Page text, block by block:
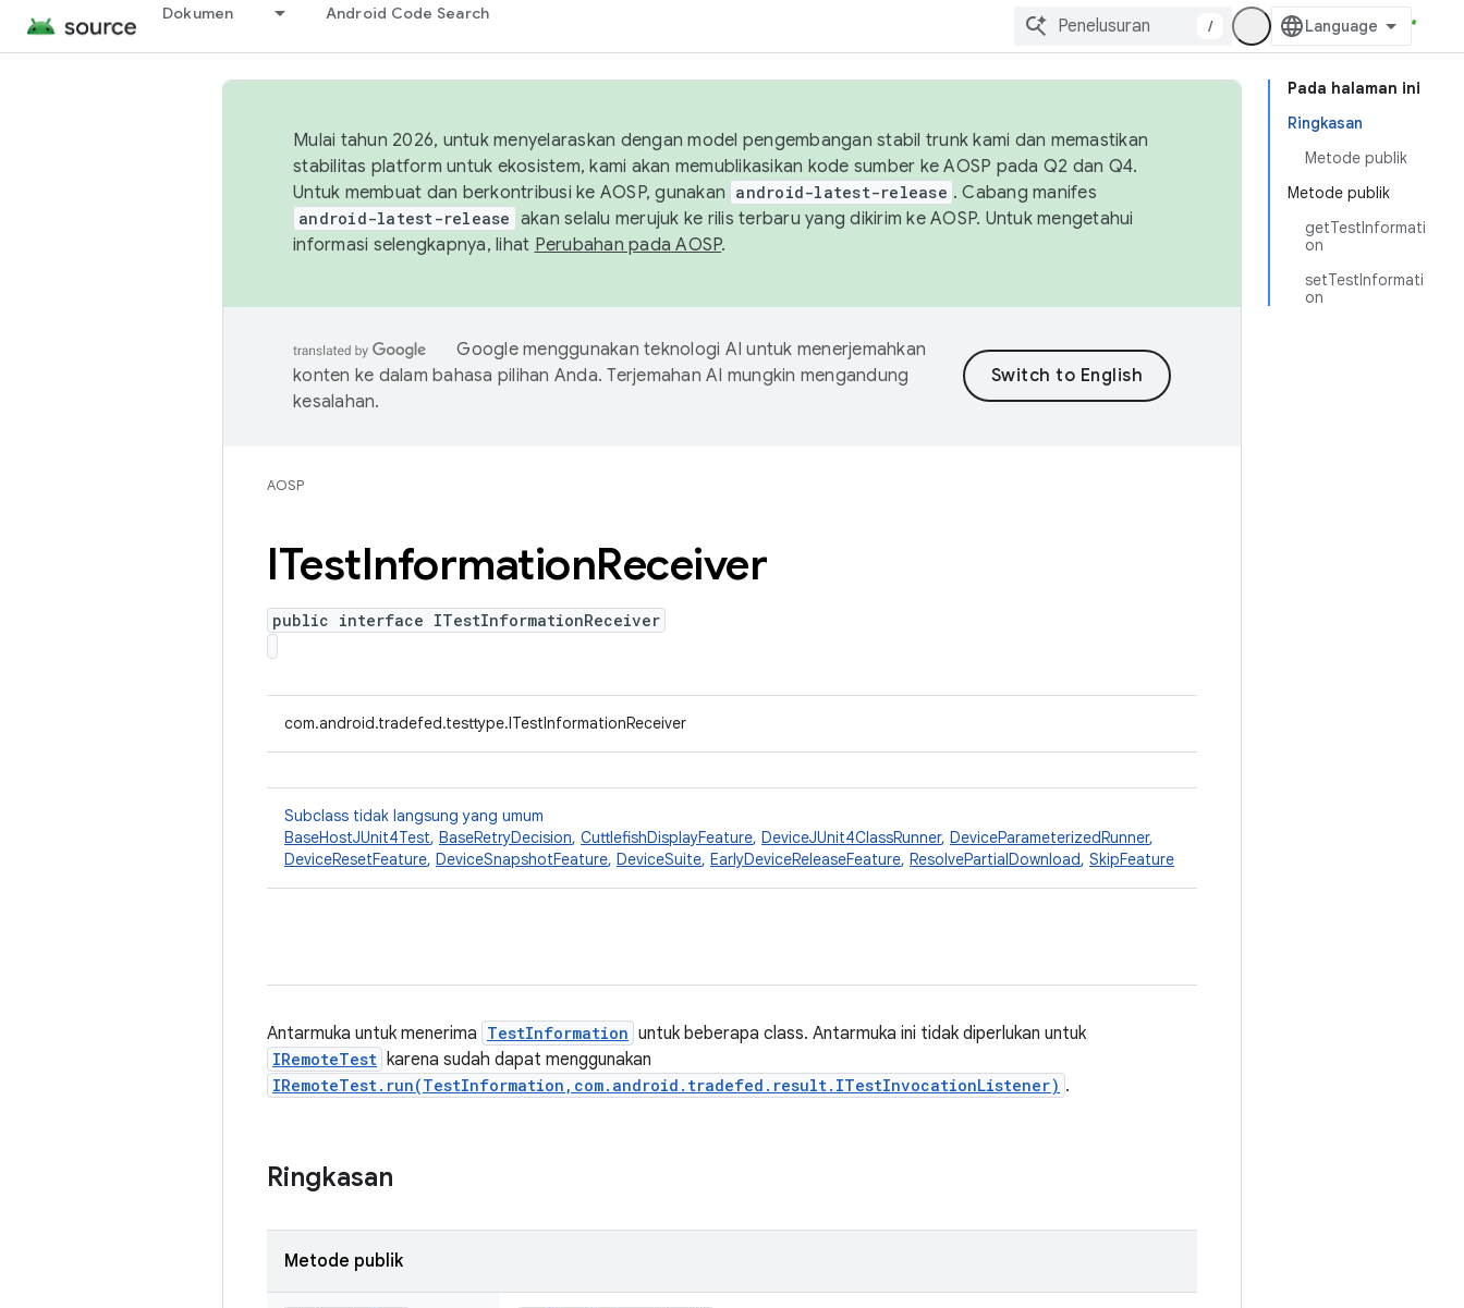
Dokumen Android Code Search
/
Pada halaman ini
Ringkasan
Metode publik
Metode publik
getTestInformati
on
setTestInformati
on
Mulai tahun 2026, untuk menyelaraskan dengan model pengembangan stabil trunk kami dan memastikan
stabilitas platform untuk ekosistem, kami akan memublikasikan kode sumber ke AOSP pada Q2 dan Q4.
Untuk membuat dan berkontribusi ke AOSP, gunakan android-latest-release . Cabang manifes
android-latest-release akan selalu merujuk ke rilis terbaru yang dikirim ke AOSP. Untuk mengetahui
informasi selengkapnya, lihat Perubahan pada AOSP.
Google menggunakan teknologi AI untuk menerjemahkan
konten ke dalam bahasa pilihan Anda. Terjemahan AI mungkin mengandung
kesalahan.
AOSP
ITestInformationReceiver
public interface ITestInformationReceiver
com.android.tradefed.testtype.ITestInformationReceiver
Subclass tidak langsung yang umum
BaseHostJUnit4Test, BaseRetryDecision, CuttlefishDisplayFeature, DeviceJUnit4ClassRunner, DeviceParameterizedRunner,
DeviceResetFeature, DeviceSnapshotFeature, DeviceSuite, EarlyDeviceReleaseFeature, ResolvePartialDownload, SkipFeature
Antarmuka untuk menerima TestInformation untuk beberapa class. Antarmuka ini tidak diperlukan untuk
IRemoteTest karena sudah dapat menggunakan
IRemoteTest.run(TestInformation,com.android.tradefed.result.ITestInvocationListener) .
Ringkasan
Metode publik